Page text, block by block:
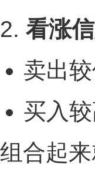
2. 看涨
卖出
买入
组合起来